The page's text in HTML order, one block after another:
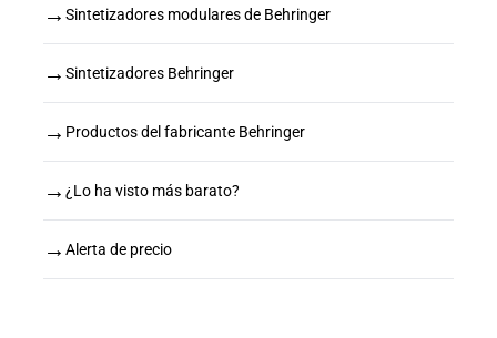
→ Sintetizadores modulares de Behringer
→ Sintetizadores Behringer
→ Productos del fabricante Behringer
→ ¿Lo ha visto más barato?
→ Alerta de precio